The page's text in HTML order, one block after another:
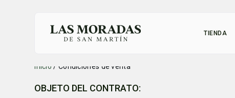
TIENDA
Inicio / Condiciones de venta
OBJETO DEL CONTRATO: